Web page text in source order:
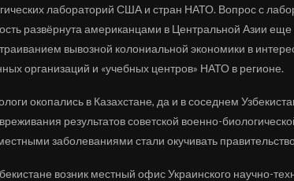
лабораторий США и стран НАТО. Вопрос с
развёрнута американцами в Центральной Азии еще
вывозной колониальной экономики в
организаций и «учебных центров» НАТО в регионе.
окопались в Казахстане, да и в соседнем
результатов советской военно-
заболеваниями стали окучивать
возник местный офис Украинского научно-